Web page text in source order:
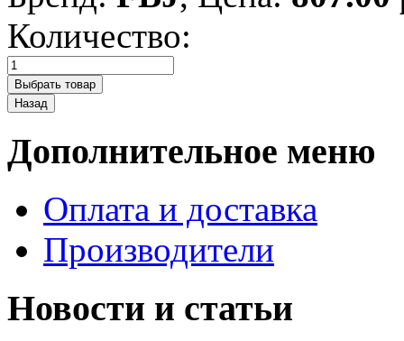
Количество:
Дополнительное меню
Оплата и доставка
Производители
Новости и статьи